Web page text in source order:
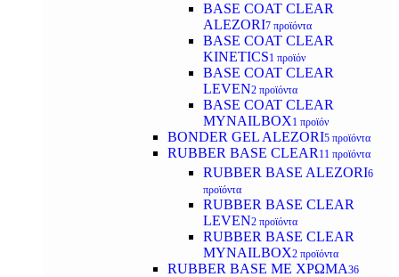
BASE COAT CLEAR
ALEZORI7 προϊόντα
BASE COAT CLEAR
KINETICS1 προϊόν
BASE COAT CLEAR
LEVEN2 προϊόντα
BASE COAT CLEAR
MYNAILBOX1 προϊόν
BONDER GEL ALEZORI5 προϊόντα
RUBBER BASE CLEAR 11 προϊόντα
RUBBER BASE ALEZORI6
προϊόντα
RUBBER BASE CLEAR
LEVEN2 προϊόντα
RUBBER BASE CLEAR
MYNAILBOX2 προϊόντα
RUBBER BASE ΜΕ ΧΡΩΜΑ36